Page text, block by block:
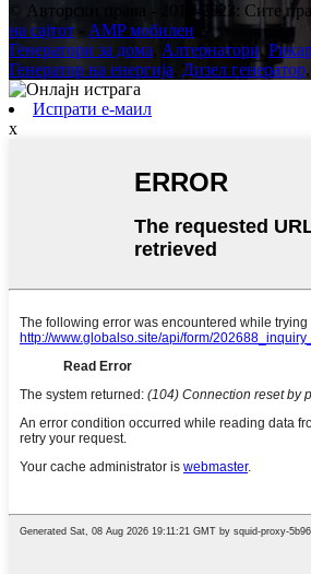
© Авторски права - 2010-2023: Сите
на сајтот - AMP мобилен
Генератори за дома Алтернатори,
Генератор на енергија Дизел генератор,
Испрати е-маил
x